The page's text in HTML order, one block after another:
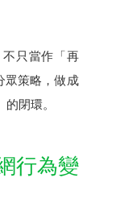
不只當作「再
眾策略，做成
閉環。
行為變